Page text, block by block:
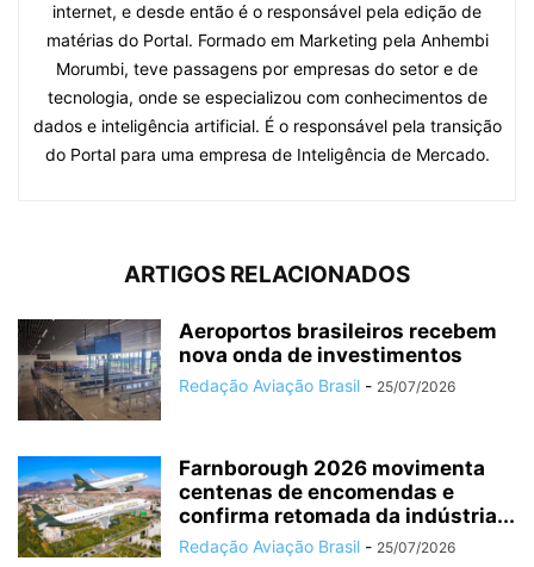
internet, e desde então é o responsável pela edição de
matérias do Portal. Formado em Marketing pela Anhembi
Morumbi, teve passagens por empresas do setor e de
tecnologia, onde se especializou com conhecimentos de
dados e inteligência artificial. É o responsável pela transição
do Portal para uma empresa de Inteligência de Mercado.
ARTIGOS RELACIONADOS
Aeroportos brasileiros recebem
nova onda de investimentos
Redação Aviação Brasil - 25/07/2026
Farnborough 2026 movimenta
centenas de encomendas e
confirma retomada da indústria...
Redação Aviação Brasil - 25/07/2026